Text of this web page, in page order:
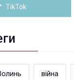
TikTok
війна